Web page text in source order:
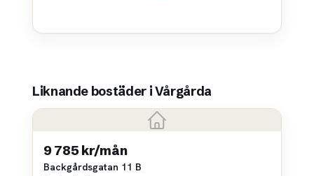
Liknande bostäder i Vårgårda
9 785 kr/mån
Backgårdsgatan 11 B